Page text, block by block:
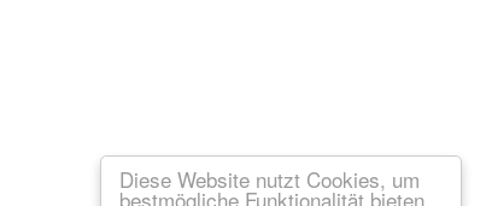
Diese Website nutzt Cookies, um
bestmögliche Funktionalität bieten